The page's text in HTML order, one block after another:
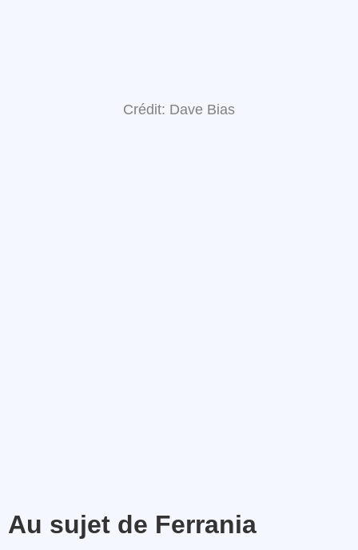
Crédit: Dave Bias
Au sujet de Ferrania